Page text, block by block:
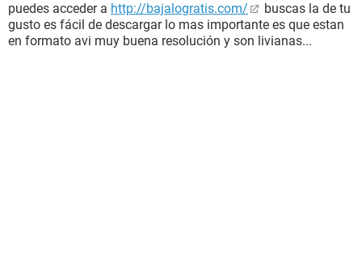
puedes acceder a http://bajalogratis.com/
buscas la de tu
gusto es fácil de descargar lo mas importante es que estan
en formato avi muy buena resolución y son livianas...